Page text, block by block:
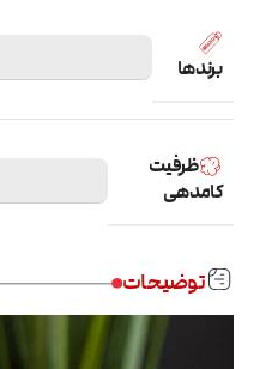
برندها
ظرفیت
کامدهی
توضیحات